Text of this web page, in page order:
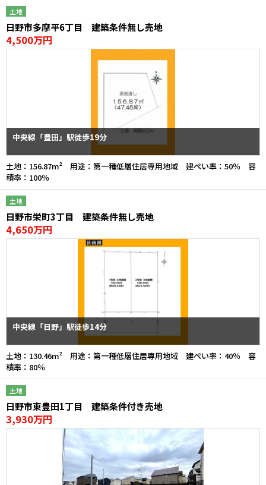
土地
日野市多摩平6丁目 建築条件無し売地
4,500万円
中央線「豊田」駅徒歩19分
土地：156.87m² 用途：第一種低層住居専用地域 建ぺい率：50％ 容
積率：100％
土地
日野市栄町3丁目 建築条件無し売地
4,650万円
中央線「日野」駅徒歩14分
土地：130.46m² 用途：第一種低層住居専用地域 建ぺい率：40％ 容
積率：80％
土地
日野市東豊田1丁目 建築条件付き売地
3,930万円